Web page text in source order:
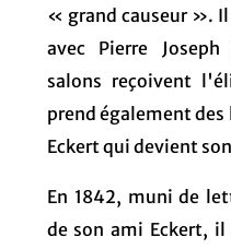
« grand causeur ». Il
avec Pierre
salons reçoivent
prend également des
Eckert qui devient
En 1842, muni de
de son ami Eckert,